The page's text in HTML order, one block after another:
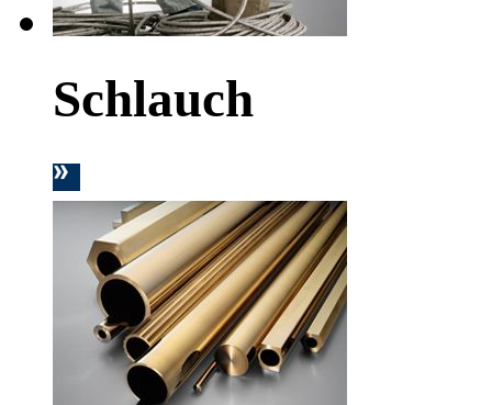
Schlauch